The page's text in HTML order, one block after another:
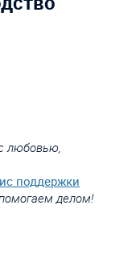
любовью,
поддержки
делом!